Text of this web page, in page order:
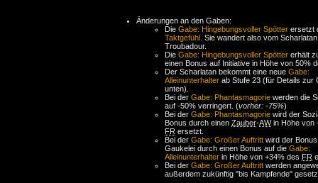
Änderungen an den Gaben:
Die Gabe: Hingebungsvoller Spötter ersetzt
Taktgefühl . Sie wandert also vom
Troubadour.
Die Gabe: Hingebungsvoller Spötter erhält
einen Bonus auf Initiative in Höhe von 50%
Der Scharlatan bekommt eine neue Gabe:
Alleinunterhalter ab Stufe 23 (für Details zur
unten).
Bei der Gabe: Phantasmagorie werden die
auf -50% verringert. (vorher: -75%)
Bei der Gabe: Phantasmagorie wird der
Bonus durch einen Zauber-AWin Höhe von
FR ersetzt.
Bei der Gabe: Großer Auftritt wird der
Gaukelei durch einen Bonus auf die Gabe:
Alleinunterhalter in Höhe von +34% des FR
Bei der Gabe: Großer Auftritt werden
außerdem zukünftig "bis Kampfende"